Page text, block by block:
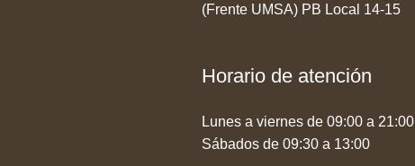
(Frente UMSA) PB Local 14-15
Horario de atención
Lunes a viernes de 09:00 a 21:00
Sábados de 09:30 a 13:00